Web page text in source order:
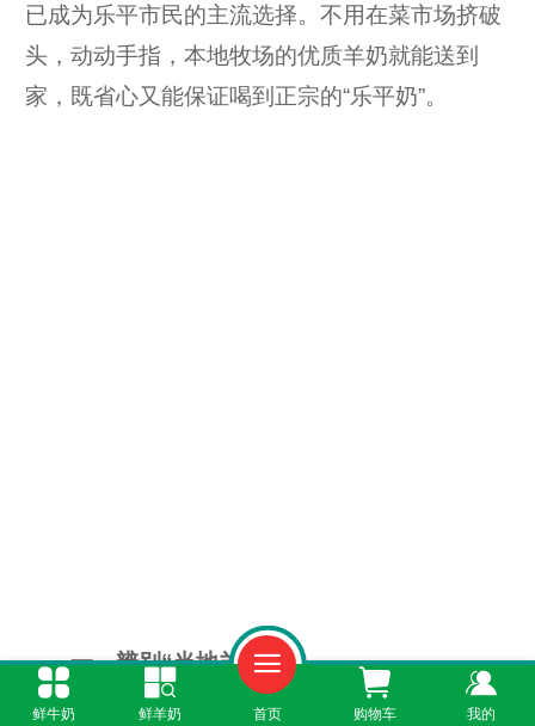
已成为乐平市民的主流选择。不用在菜市场挤破
头，动动手指，本地牧场的优质羊奶就能送到
家，既省心又能保证喝到正宗的“乐平奶”。
一、辨别“当地羊奶”
鲜牛奶 鲜羊奶 首页 购物车 我的